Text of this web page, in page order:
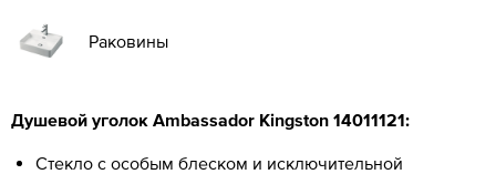
Раковины
Душевой уголок Ambassador Kingston 14011121:
Стекло с особым блеском и исключительной